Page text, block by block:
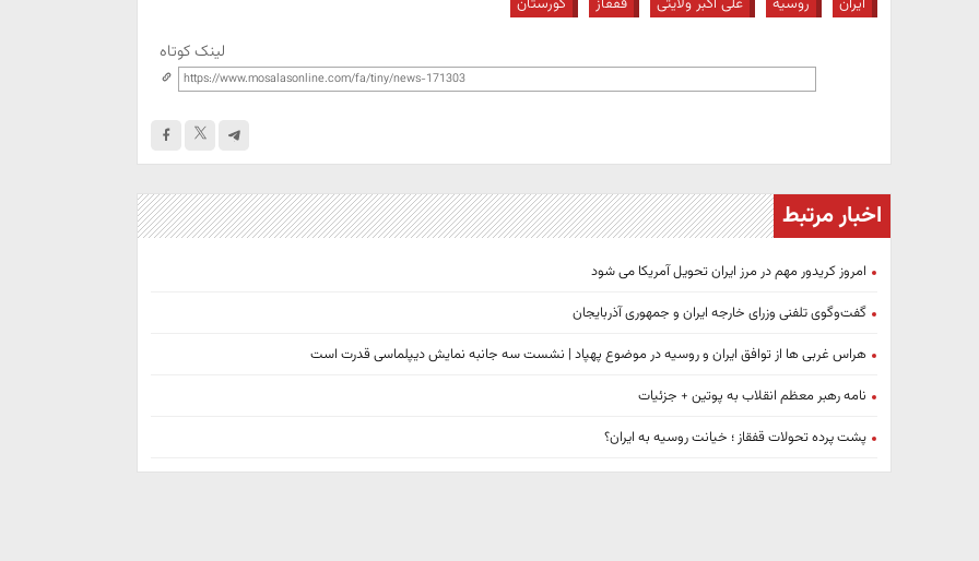
لینک کوتاه
اخبار مرتبط
امروز کریدور مهم در مرز ایران تحویل آمریکا می شود
گفت‌وگوی تلفنی وزرای خارجه ایران و جمهوری آذربایجان
هراس غربی ها از توافق ایران و روسیه در موضوع پهپاد | نشست سه جانبه نمایش دیپلماسی قدرت است
نامه رهبر معظم انقلاب به پوتین + جزئیات
پشت پرده تحولات قفقاز ؛ خیانت روسیه به ایران؟